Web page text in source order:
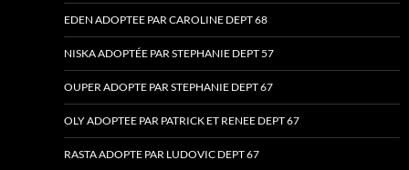
EDEN ADOPTEE PAR CAROLINE DEPT 68
NISKA ADOPTÉE PAR STEPHANIE DEPT 57
OUPER ADOPTE PAR STEPHANIE DEPT 67
OLY ADOPTEE PAR PATRICK ET RENEE DEPT 67
RASTA ADOPTE PAR LUDOVIC DEPT 67